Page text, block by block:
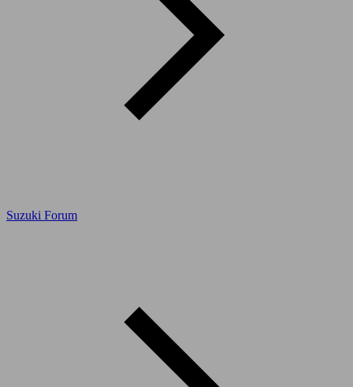
Suzuki Forum